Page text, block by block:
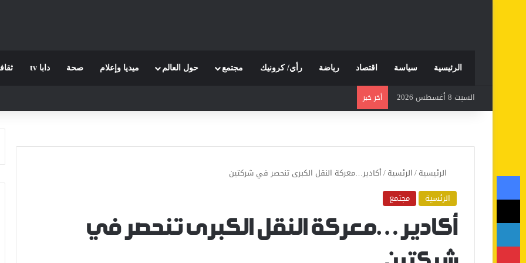
الرئيسية سياسة اقتصاد رياضة رأي/ كرونيك مجتمع حول العالم ميديا وإعلام صحة دابا tv
السبت 8 أغسطس 2026 أخر خبر
الرئيسية/الرئسية/أكادير…معركة النقل الكبرى تنحصر في شركتين
الرئسية
مجتمع
أكادير…معركة النقل الكبرى تنحصر في